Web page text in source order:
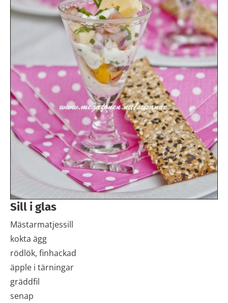
Sill i glas
Mästarmatjessill
kokta ägg
rödlök, finhackad
äpple i tärningar
gräddfil
senap